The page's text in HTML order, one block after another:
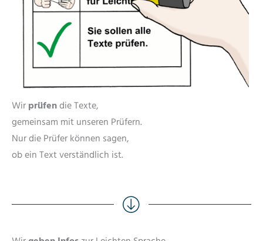
Wir prüfendie Texte,
gemeinsam mit unseren Prüfern.
Nur die Prüfer können sagen,
ob ein Text verständlich ist.